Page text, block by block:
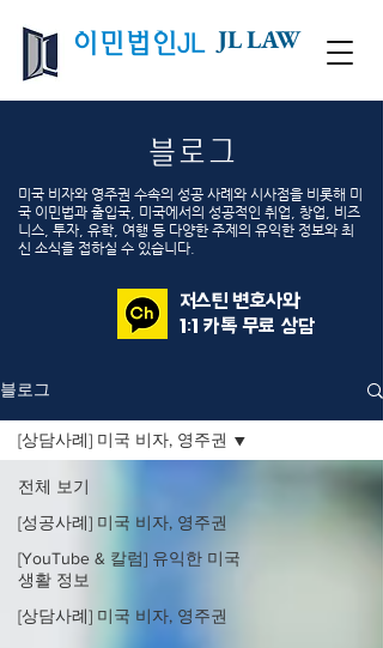
이민법인JL JL LAW
블로그
미국 비자와 영주권 수속의 성공 사례와 시사점을 비롯해 미
국 이민법과 출입국, 미국에서의 성공적인 취업, 창업, 비즈
니스, 투자, 유학, 여행 등 다양한 주제의 유익한 정보와 최
신 소식을 접하실 수 있습니다.
저스틴 변호사와
1:1 카톡 무료 상담
블로그
전체 보기
[성공사례] 미국 비자, 영주권
[YouTube & 칼럼] 유익한 미국
생활 정보
[상담사례] 미국 비자, 영주권
[상담사례] 미국 비자, 영주권